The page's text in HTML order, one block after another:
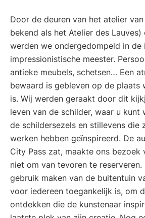
Door de deuren van het atelier
bekend als het Atelier des Lauves)
werden we ondergedompeld in
impressionistische meester.
antieke meubels, schetsen… Een
bewaard is gebleven op de plaats
is. Wij werden geraakt door dit
leven van de schilder, waar u kunt
de schildersezels en stillevens die
werken hebben geïnspireerd. De
City Pass zat, maakte ons bezoek
niet om van tevoren te
gebruik maken van de buitentuin
voor iedereen toegankelijk is, om
ontdekken die de kunstenaar